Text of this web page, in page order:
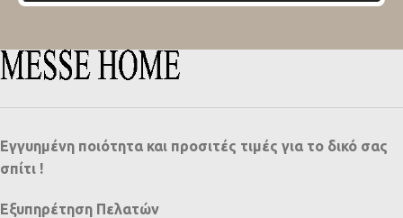
Εγγυημένη ποιότητα και προσιτές τιμές για το δικό σας
σπίτι !
Εξυπηρέτηση Πελατών